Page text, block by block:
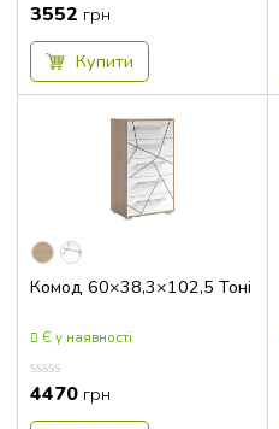
Оцінка
0.00
з
3552 грн
Купити
Комод 60×38,3×102,5 Тоні
Є у наявності
Оцінка
0.00
з
4470 грн